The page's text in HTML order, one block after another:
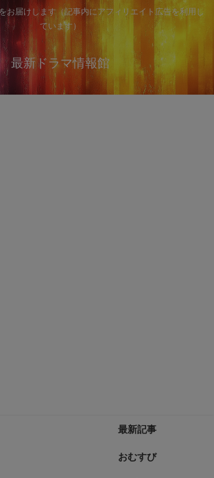
お届けします（記事内にアフィリエイト広告を利用し
ています）
最新ドラマ情報館
最新記事
おむすび